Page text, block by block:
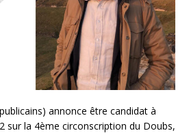
annonce être candidat à
sur la 4ème circonscription du Doubs,